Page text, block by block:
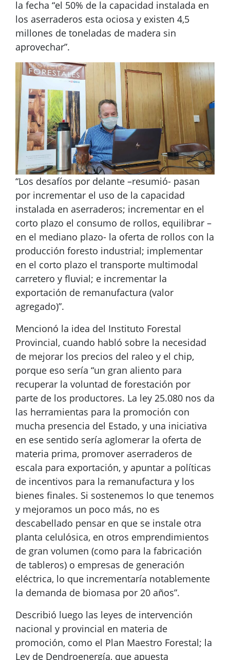
la fecha “el 50% de la capacidad instalada en
los aserraderos esta ociosa y existen 4,5
millones de toneladas de madera sin
aprovechar”.
“Los desafíos por delante –resumió- pasan
por incrementar el uso de la capacidad
instalada en aserraderos; incrementar en el
corto plazo el consumo de rollos, equilibrar –
en el mediano plazo- la oferta de rollos con la
producción foresto industrial; implementar
en el corto plazo el transporte multimodal
carretero y fluvial; e incrementar la
exportación de remanufactura (valor
agregado)”.
Mencionó la idea del Instituto Forestal
Provincial, cuando habló sobre la necesidad
de mejorar los precios del raleo y el chip,
porque eso sería “un gran aliento para
recuperar la voluntad de forestación por
parte de los productores. La ley 25.080 nos da
las herramientas para la promoción con
mucha presencia del Estado, y una iniciativa
en ese sentido sería aglomerar la oferta de
materia prima, promover aserraderos de
escala para exportación, y apuntar a políticas
de incentivos para la remanufactura y los
bienes finales. Si sostenemos lo que tenemos
y mejoramos un poco más, no es
descabellado pensar en que se instale otra
planta celulósica, en otros emprendimientos
de gran volumen (como para la fabricación
de tableros) o empresas de generación
eléctrica, lo que incrementaría notablemente
la demanda de biomasa por 20 años”.
Describió luego las leyes de intervención
nacional y provincial en materia de
promoción, como el Plan Maestro Forestal; la
Ley de Dendroenergía, que apuesta